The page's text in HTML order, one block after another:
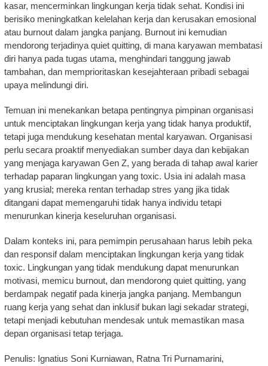
kasar, mencerminkan lingkungan kerja tidak sehat. Kondisi ini
berisiko meningkatkan kelelahan kerja dan kerusakan emosional
atau burnout dalam jangka panjang. Burnout ini kemudian
mendorong terjadinya quiet quitting, di mana karyawan membatasi
diri hanya pada tugas utama, menghindari tanggung jawab
tambahan, dan memprioritaskan kesejahteraan pribadi sebagai
upaya melindungi diri.
Temuan ini menekankan betapa pentingnya pimpinan organisasi
untuk menciptakan lingkungan kerja yang tidak hanya produktif,
tetapi juga mendukung kesehatan mental karyawan. Organisasi
perlu secara proaktif menyediakan sumber daya dan kebijakan
yang menjaga karyawan Gen Z, yang berada di tahap awal karier
terhadap paparan lingkungan yang toxic. Usia ini adalah masa
yang krusial; mereka rentan terhadap stres yang jika tidak
ditangani dapat memengaruhi tidak hanya individu tetapi
menurunkan kinerja keseluruhan organisasi.
Dalam konteks ini, para pemimpin perusahaan harus lebih peka
dan responsif dalam menciptakan lingkungan kerja yang tidak
toxic. Lingkungan yang tidak mendukung dapat menurunkan
motivasi, memicu burnout, dan mendorong quiet quitting, yang
berdampak negatif pada kinerja jangka panjang. Membangun
ruang kerja yang sehat dan inklusif bukan lagi sekadar strategi,
tetapi menjadi kebutuhan mendesak untuk memastikan masa
depan organisasi tetap terjaga.
Penulis: Ignatius Soni Kurniawan, Ratna Tri Purnamarini,